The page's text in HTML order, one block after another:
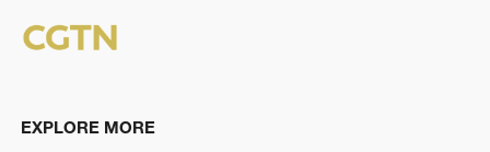
EXPLORE MORE